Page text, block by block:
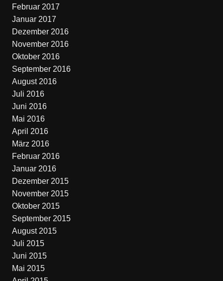
Februar 2017
Januar 2017
Dezember 2016
November 2016
Oktober 2016
September 2016
August 2016
Juli 2016
Juni 2016
Mai 2016
April 2016
März 2016
Februar 2016
Januar 2016
Dezember 2015
November 2015
Oktober 2015
September 2015
August 2015
Juli 2015
Juni 2015
Mai 2015